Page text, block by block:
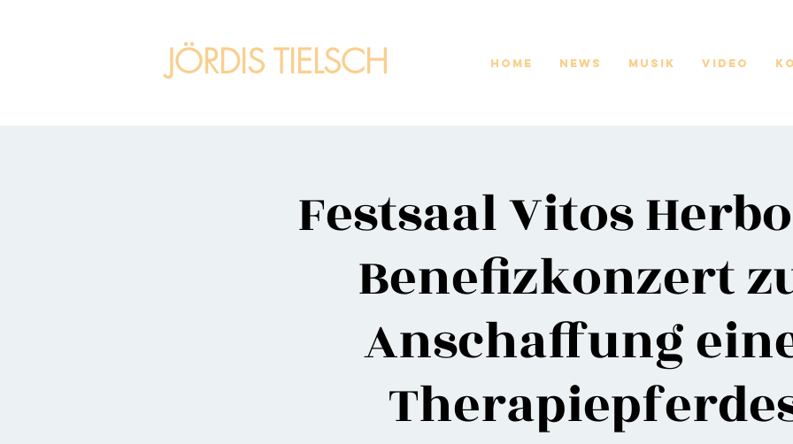
JÖRDIS TIELSCH Home News Musik Video
Festsaal Vitos
Benefizkonzert
Anschaffung